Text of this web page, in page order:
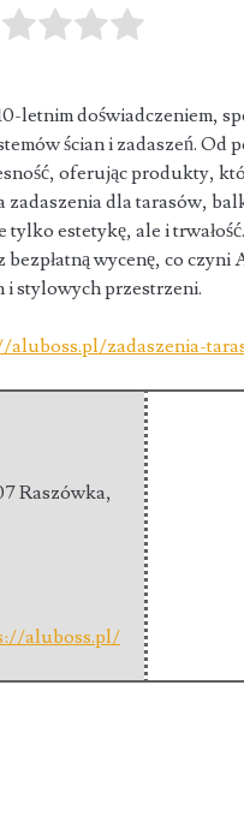
letnim doświadczeniem,
ścian i zadaszeń. Od
oferując produkty,
zadaszenia dla tarasów,
tylko estetykę, ale i
wycenę, co
stylowych przestrzeni.
aluboss.pl/zadaszenia-
Raszówka,
aluboss.pl/